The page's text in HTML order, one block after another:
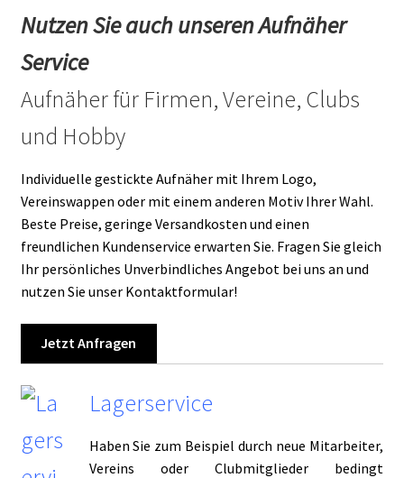
Nutzen Sie auch unseren Aufnäher
Service
Aufnäher für Firmen, Vereine, Clubs
und Hobby
Individuelle gestickte Aufnäher mit Ihrem Logo,
Vereinswappen oder mit einem anderen Motiv Ihrer Wahl.
Beste Preise, geringe Versandkosten und einen
freundlichen Kundenservice erwarten Sie. Fragen Sie gleich
Ihr persönliches Unverbindliches Angebot bei uns an und
nutzen Sie unser Kontaktformular!
Jetzt Anfragen
Lagerservice
Haben Sie zum Beispiel durch neue Mitarbeiter,
Vereins oder Clubmitglieder bedingt